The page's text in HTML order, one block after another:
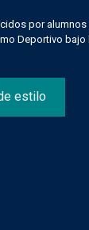
por alumnos
Deportivo
estilo